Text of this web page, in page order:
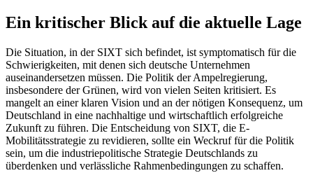
Ein kritischer Blick auf die aktuelle Lage
Die Situation, in der SIXT sich befindet, ist symptomatisch für die
Schwierigkeiten, mit denen sich deutsche Unternehmen
auseinandersetzen müssen. Die Politik der Ampelregierung,
insbesondere der Grünen, wird von vielen Seiten kritisiert. Es
mangelt an einer klaren Vision und an der nötigen Konsequenz, um
Deutschland in eine nachhaltige und wirtschaftlich erfolgreiche
Zukunft zu führen. Die Entscheidung von SIXT, die E-
Mobilitätsstrategie zu revidieren, sollte ein Weckruf für die Politik
sein, um die industriepolitische Strategie Deutschlands zu
überdenken und verlässliche Rahmenbedingungen zu schaffen.